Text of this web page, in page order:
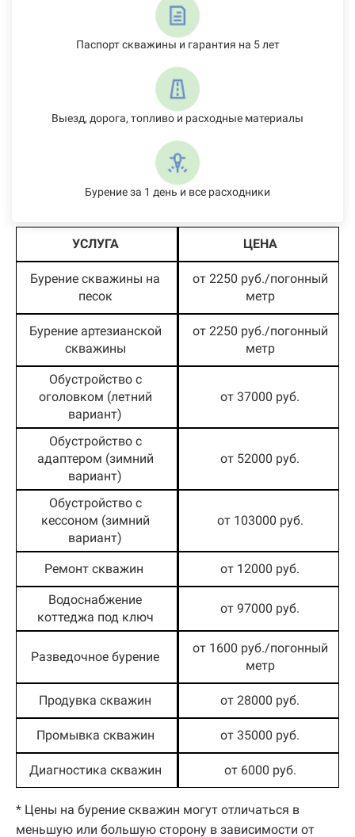
Паспорт скважины и гарантия на 5 лет
Выезд, дорога, топливо и расходные материалы
Бурение за 1 день и все расходники
УСЛУГА ЦЕНА
Бурение скважины на
песок
от 2250 руб./погонный
метр
Бурение артезианской
скважины
от 2250 руб./погонный
метр
Обустройство с
оголовком (летний
вариант)
от 37000 руб.
Обустройство с
адаптером (зимний
вариант)
от 52000 руб.
Обустройство с
кессоном (зимний
вариант)
от 103000 руб.
Ремонт скважин от 12000 руб.
Водоснабжение
коттеджа под ключ
от 97000 руб.
Разведочное бурение
от 1600 руб./погонный
метр
Продувка скважин от 28000 руб.
Промывка скважин от 35000 руб.
Диагностика скважин от 6000 руб.
* Цены на бурение скважин могут отличаться в
меньшую или большую сторону в зависимости от